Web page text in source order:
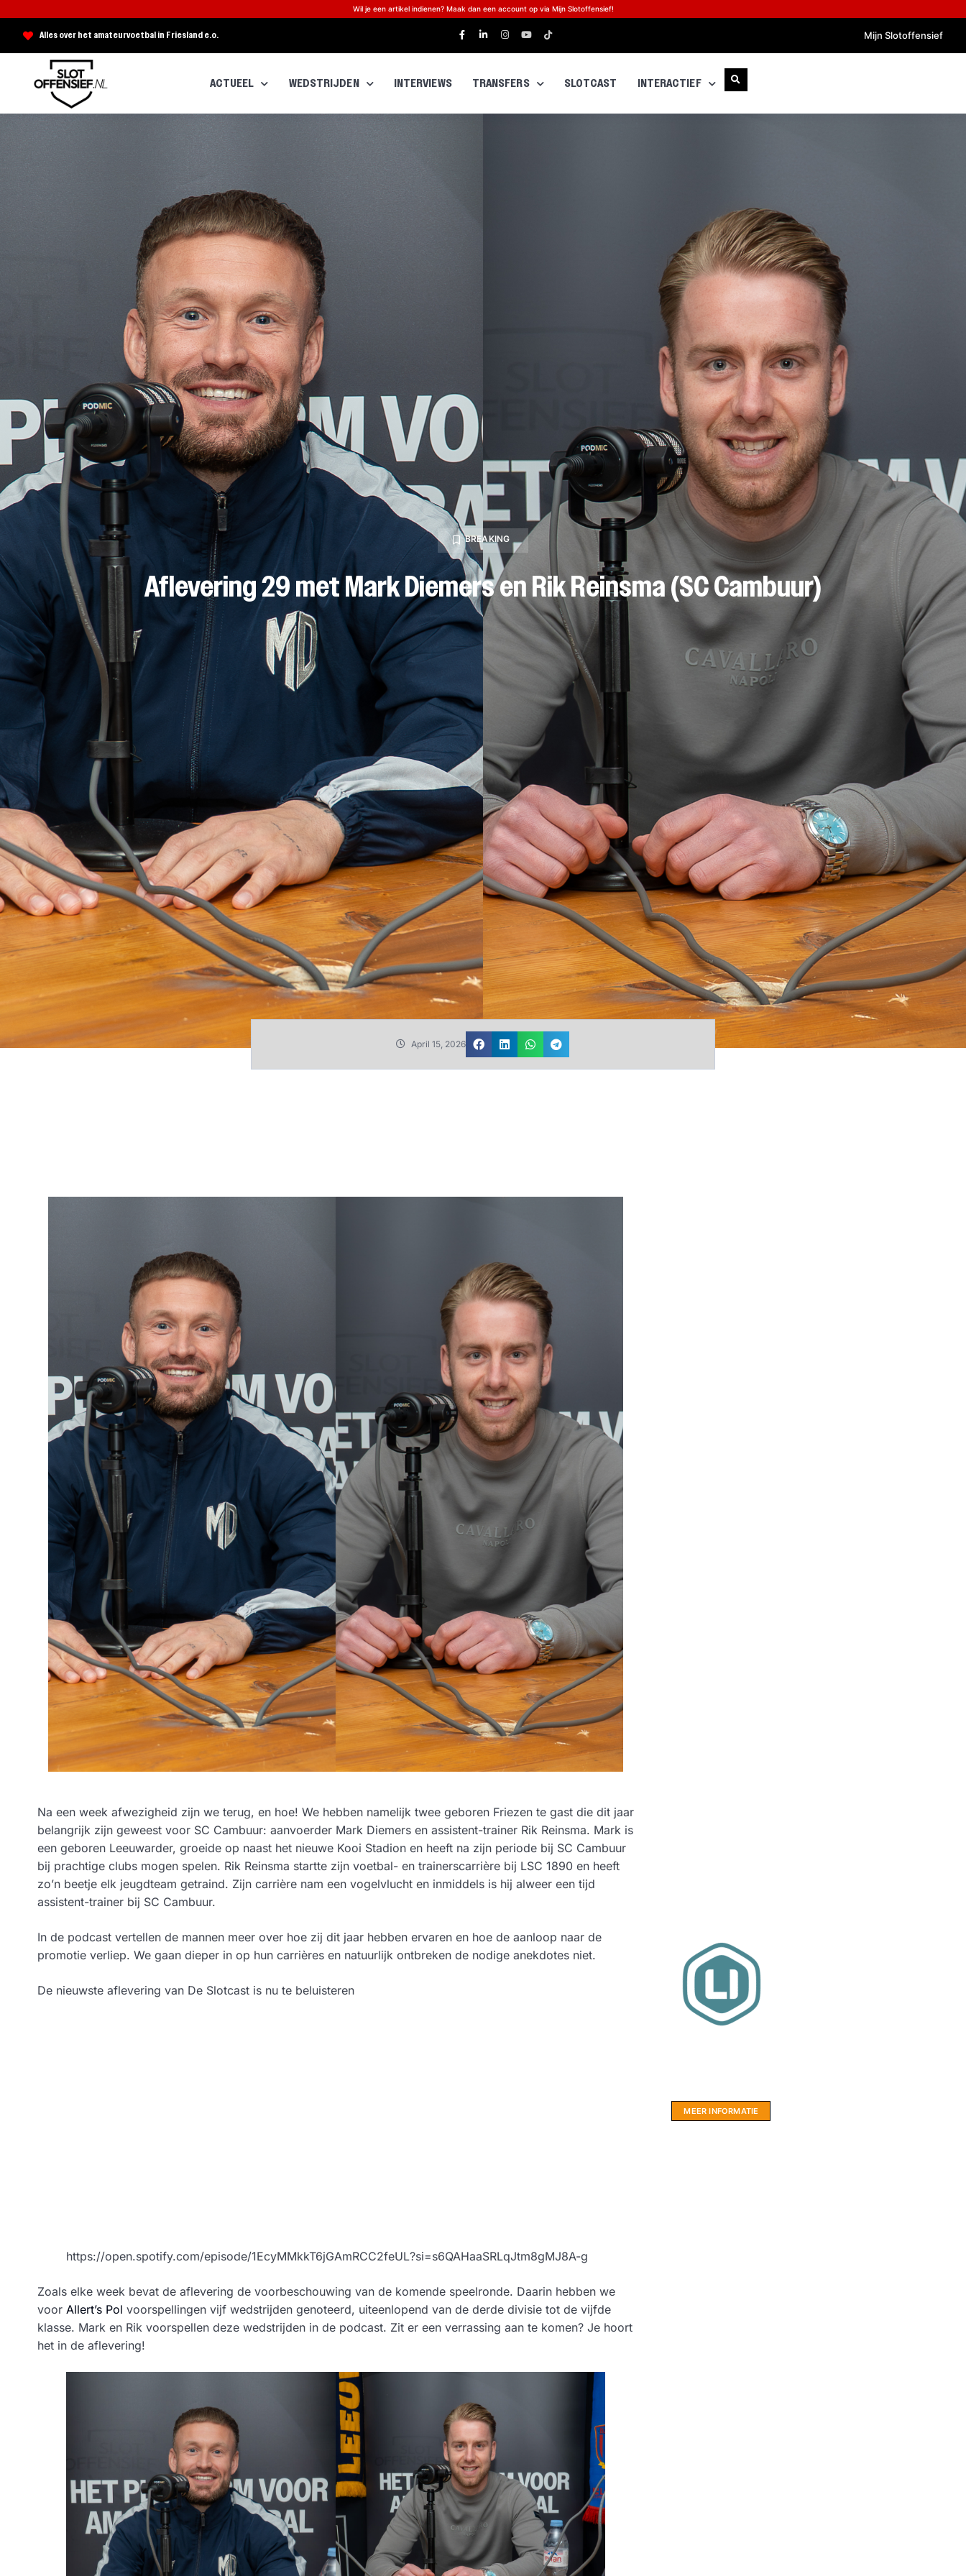
Wil je een artikel indienen? Maak dan een account op via Mijn Slotoffensief!
Mijn Slotoffensief
Alles over het amateurvoetbal in Friesland e.o.
ACTUEEL WEDSTRIJDEN INTERVIEWS TRANSFERS SLOTCAST INTERACTIEF
BREAKING
Aflevering 29 met Mark Diemers en Rik Reinsma (SC Cambuur)
April 15, 2026
Na een week afwezigheid zijn we terug, en hoe! We hebben namelijk twee geboren Friezen te gast die dit jaar
belangrijk zijn geweest voor SC Cambuur: aanvoerder Mark Diemers en assistent-trainer Rik Reinsma. Mark is
een geboren Leeuwarder, groeide op naast het nieuwe Kooi Stadion en heeft na zijn periode bij SC Cambuur
bij prachtige clubs mogen spelen. Rik Reinsma startte zijn voetbal- en trainerscarrière bij LSC 1890 en heeft
zo’n beetje elk jeugdteam getraind. Zijn carrière nam een vogelvlucht en inmiddels is hij alweer een tijd
assistent-trainer bij SC Cambuur.
In de podcast vertellen de mannen meer over hoe zij dit jaar hebben ervaren en hoe de aanloop naar de
promotie verliep. We gaan dieper in op hun carrières en natuurlijk ontbreken de nodige anekdotes niet.
De nieuwste aflevering van De Slotcast is nu te beluisteren
https://open.spotify.com/episode/1EcyMMkkT6jGAmRCC2feUL?si=s6QAHaaSRLqJtm8gMJ8A-g
Zoals elke week bevat de aflevering de voorbeschouwing van de komende speelronde. Daarin hebben we
voor Allert’s Pol voorspellingen vijf wedstrijden genoteerd, uiteenlopend van de derde divisie tot de vijfde
klasse. Mark en Rik voorspellen deze wedstrijden in de podcast. Zit er een verrassing aan te komen? Je hoort
het in de aflevering!
MEER INFORMATIE